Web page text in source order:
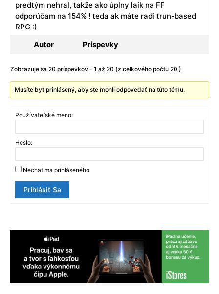
predtým nehral, takže ako úplny laik na FF
odporúčam na 154% ! teda ak máte radi trun-based
RPG :)
Autor
Príspevky
Zobrazuje sa 20 príspevkov - 1 až 20 (z celkového počtu 20 )
Musíte byť prihlásený, aby ste mohli odpovedať na túto tému.
Používateľské meno:
Heslo:
Nechať ma prihláseného
Prihlásiť Sa